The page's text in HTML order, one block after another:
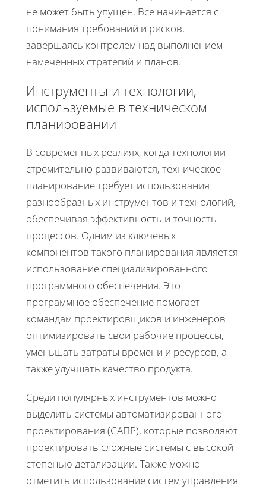
не может быть упущен. Все начинается с
понимания требований и рисков,
завершаясь контролем над выполнением
намеченных стратегий и планов.
Инструменты и технологии,
используемые в техническом
планировании
В современных реалиях, когда технологии
стремительно развиваются, техническое
планирование требует использования
разнообразных инструментов и технологий,
обеспечивая эффективность и точность
процессов. Одним из ключевых
компонентов такого планирования является
использование специализированного
программного обеспечения. Это
программное обеспечение помогает
командам проектировщиков и инженеров
оптимизировать свои рабочие процессы,
уменьшать затраты времени и ресурсов, а
также улучшать качество продукта.
Среди популярных инструментов можно
выделить системы автоматизированного
проектирования (САПР), которые позволяют
проектировать сложные системы с высокой
степенью детализации. Также можно
отметить использование систем управления